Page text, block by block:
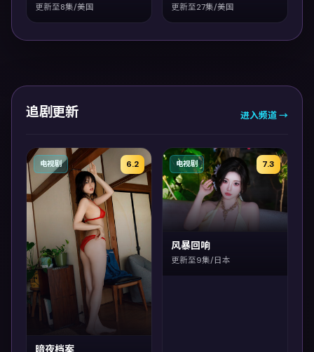
更新至8集/美国 更新至27集/美国
追剧更新 进入频道 →
6.2
电视剧
暗夜档案
7.3
电视剧
风暴回响
更新至9集/日本